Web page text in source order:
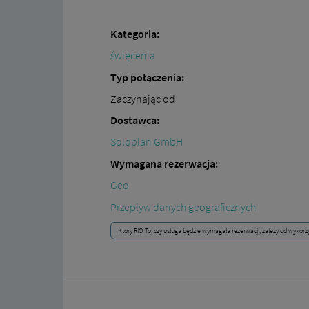
Kategoria:
święcenia
Typ połączenia:
Zaczynając od
Dostawca:
Soloplan GmbH
Wymagana rezerwacja:
Geo
Przepływ danych geograficznych
Który RIO To, czy usługa będzie wymagała rezerwacji, zależy od